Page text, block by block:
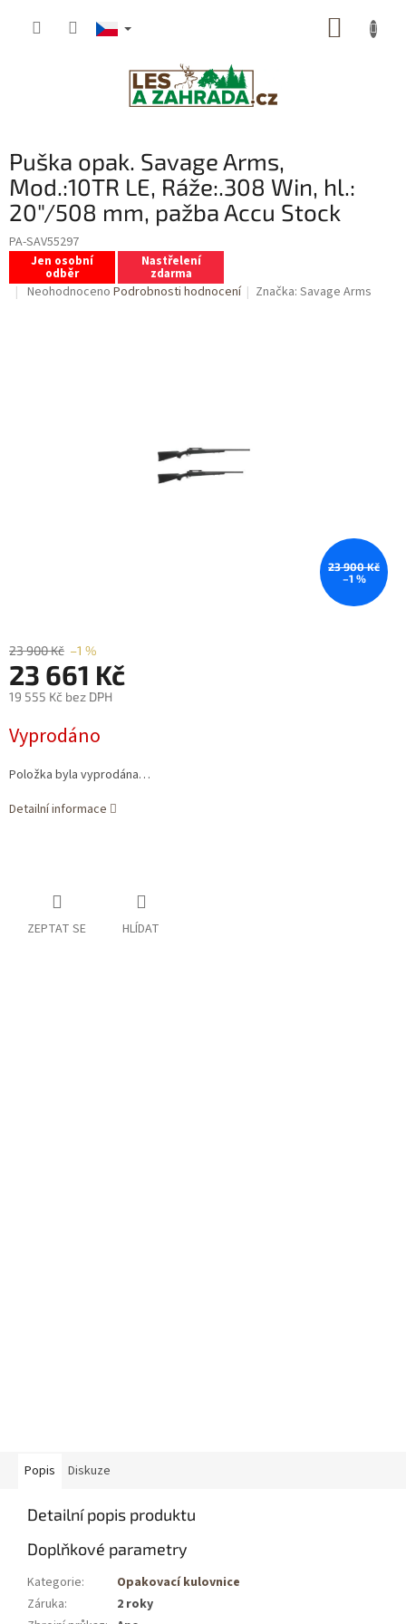
Puška opak. Savage Arms,
Mod.:10TR LE, Ráže:.308 Win, hl.:
20"/508 mm, pažba Accu Stock
PA-SAV55297
Jen osobní
odběr
Nastřelení
zdarma
Průměrné
Neohodnoceno Podrobnosti hodnocení Značka:Savage Arms
23 900 Kč
–1 %
23 900 Kč –1 %
23 661 Kč
19 555 Kč bez DPH
cena:
Vyprodáno
Položka byla vyprodána…
Detailní informace
ZEPTAT SE HLÍDAT
Popis Diskuze
Detailní popis produktu
Doplňkové parametry
Kategorie:
Opakovací kulovnice
Záruka:
2 roky